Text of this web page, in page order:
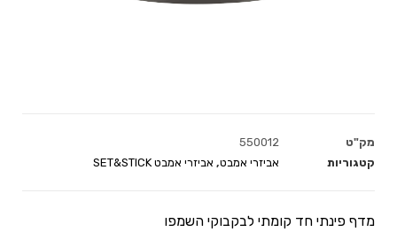
מק"ט
550012
קטגוריות
אביזרי אמבט, אביזרי אמבט SET&STICK
מדף פינתי חד קומתי לבקבוקי השמפו